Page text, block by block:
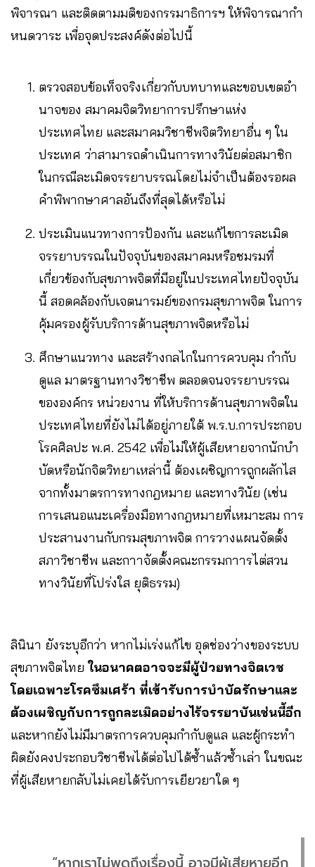
พิจารณา และติดตามมติของกรรมาธิการฯ ให้พิจารณากํา
หนดวาระ เพื่อจุดประสงค์ดังต่อไปนี้
ตรวจสอบข้อเท็จจริงเกี่ยวกับบทบาทและขอบเขตอํา
นาจของ สมาคมจิตวิทยาการปรึกษาแห่ง
ประเทศไทย และสมาคมวิชาชีพจิตวิทยาอื่น ๆ ใน
ประเทศ ว่าสามารถดําเนินการทางวินัยต่อสมาชิก
ในกรณีละเมิดจรรยาบรรณโดยไม่จำเป็นต้องรอผล
คำพิพากษาศาลอันถึงที่สุดได้หรือไม่
ประเมินแนวทางการป้องกัน และแก้ไขการละเมิด
จรรยาบรรณในปัจจุบันของสมาคมหรือชมรมที่
เกี่ยวข้องกับสุขภาพจิตที่มีอยู่ในประเทศไทยปัจจุบัน
นี้ สอดคล้องกับเจตนารมย์ของกรมสุขภาพจิต ในการ
คุ้มครองผู้รับบริการด้านสุขภาพจิตหรือไม่
ศึกษาแนวทาง และสร้างกลไกในการควบคุม กำกับ
ดูแล มาตรฐานทางวิชาชีพ ตลอดจนจรรยาบรรณ
ขององค์กร หน่วยงาน ที่ให้บริการด้านสุขภาพจิตใน
ประเทศไทยที่ยังไม่ได้อยู่ภายใต้ พ.ร.บ.การประกอบ
โรคศิลปะ พ.ศ. 2542 เพื่อไม่ให้ผู้เสียหายจากนักบํา
บัดหรือนักจิตวิทยาเหล่านี้ ต้องเผชิญการถูกผลักไส
จากทั้งมาตรการทางกฎหมาย และทางวินัย (เช่น
การเสนอแนะเครื่องมือทางกฎหมายที่เหมาะสม การ
ประสานงานกับกรมสุขภาพจิต การวางแผนจัดตั้ง
สภาวิชาชีพ และกาาจัดตั้งคณะกรรมกาารไต่สวน
ทางวินัยที่โปร่งใส ยุติธรรม)
ลินินา ยังระบุอีกว่า หากไม่เร่งแก้ไข อุดช่องว่างของระบบ
สุขภาพจิตไทยในอนาคตอาจจะมีผู้ป่วยทางจิตเวช
โดยเฉพาะโรคซึมเศร้า ที่เข้ารับการบำบัดรักษาและ
ต้องเผชิญกับการถูกละเมิดอย่างไร้จรรยาบันเช่นนี้อีก
และหากยังไม่มีมาตรการควบคุมกำกับดูแล และผู้กระทำ
ผิดยังคงประกอบวิชาชีพได้ต่อไปได้ซ้ำแล้วซ้ำเล่า ในขณะ
ที่ผู้เสียหายกลับไม่เคยได้รับการเยียวยาใด ๆ